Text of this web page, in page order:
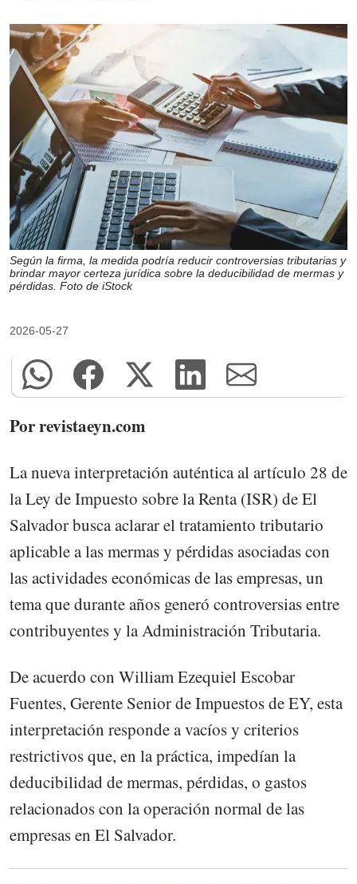
Según la firma, la medida podría reducir controversias tributarias y
brindar mayor certeza jurídica sobre la deducibilidad de mermas y
pérdidas. Foto de iStock
2026-05-27
Por revistaeyn.com
La nueva interpretación auténtica al artículo 28 de
la Ley de Impuesto sobre la Renta (ISR) de El
Salvador busca aclarar el tratamiento tributario
aplicable a las mermas y pérdidas asociadas con
las actividades económicas de las empresas, un
tema que durante años generó controversias entre
contribuyentes y la Administración Tributaria.
De acuerdo con William Ezequiel Escobar
Fuentes, Gerente Senior de Impuestos de EY, esta
interpretación responde a vacíos y criterios
restrictivos que, en la práctica, impedían la
deducibilidad de mermas, pérdidas, o gastos
relacionados con la operación normal de las
empresas en El Salvador.